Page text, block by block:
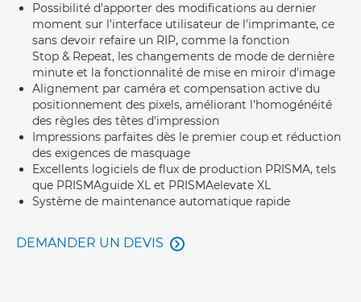
Possibilité d'apporter des modifications au dernier
moment sur l'interface utilisateur de l'imprimante, ce
sans devoir refaire un RIP, comme la fonction
Stop & Repeat, les changements de mode de dernière
minute et la fonctionnalité de mise en miroir d'image
Alignement par caméra et compensation active du
positionnement des pixels, améliorant l'homogénéité
des règles des têtes d'impression
Impressions parfaites dès le premier coup et réduction
des exigences de masquage
Excellents logiciels de flux de production PRISMA, tels
que PRISMAguide XL et PRISMAelevate XL
Système de maintenance automatique rapide
DEMANDER UN DEVIS 